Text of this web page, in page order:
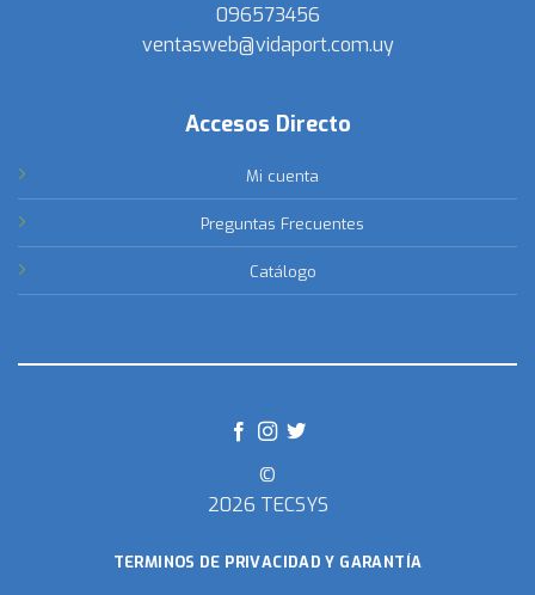
096573456
ventasweb@vidaport.com.uy
Accesos Directo
Mi cuenta
Preguntas Frecuentes
Catálogo
©
2026 TECSYS
TERMINOS DE PRIVACIDAD Y GARANTÍA